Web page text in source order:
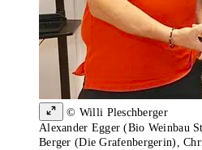
© Willi Pleschberger
Alexander Egger (Bio Weinbau
Berger (Die Grafenbergerin),